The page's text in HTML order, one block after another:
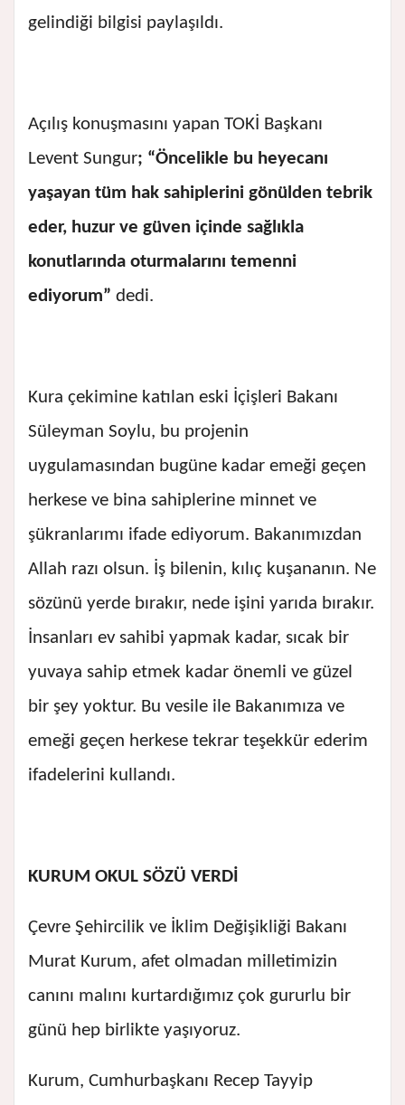
gelindiği bilgisi paylaşıldı.
Açılış konuşmasını yapan TOKİ Başkanı
Levent Sungur; “Öncelikle bu heyecanı
yaşayan tüm hak sahiplerini gönülden tebrik
eder, huzur ve güven içinde sağlıkla
konutlarında oturmalarını temenni
ediyorum” dedi.
Kura çekimine katılan eski İçişleri Bakanı
Süleyman Soylu, bu projenin
uygulamasından bugüne kadar emeği geçen
herkese ve bina sahiplerine minnet ve
şükranlarımı ifade ediyorum. Bakanımızdan
Allah razı olsun. İş bilenin, kılıç kuşananın. Ne
sözünü yerde bırakır, nede işini yarıda bırakır.
İnsanları ev sahibi yapmak kadar, sıcak bir
yuvaya sahip etmek kadar önemli ve güzel
bir şey yoktur. Bu vesile ile Bakanımıza ve
emeği geçen herkese tekrar teşekkür ederim
ifadelerini kullandı.
KURUM OKUL SÖZÜ VERDİ
Çevre Şehircilik ve İklim Değişikliği Bakanı
Murat Kurum, afet olmadan milletimizin
canını malını kurtardığımız çok gururlu bir
günü hep birlikte yaşıyoruz.
Kurum, Cumhurbaşkanı Recep Tayyip